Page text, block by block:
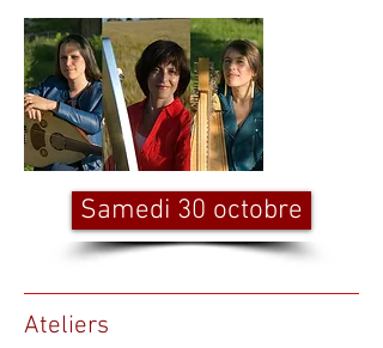
Samedi 30 octobre
Ateliers